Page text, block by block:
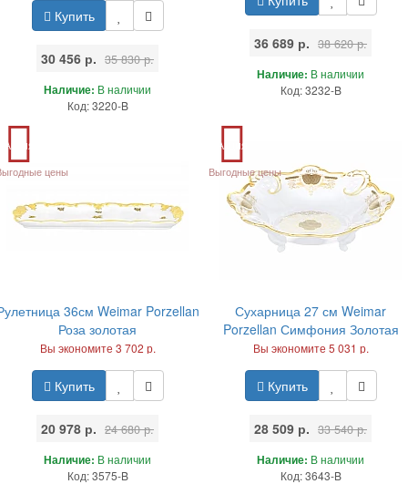
Купить
30 456 р. 35 830 р.
Наличие: В наличии
Код: 3220-B
36 689 р. 38 620 р.
Наличие: В наличии
Код: 3232-B
Акция
цены
36см Weimar Porzellan
Роза золотая
Вы экономите 3 702 р.
Купить
20 978 р. 24 680 р.
Наличие: В наличии
Код: 3575-B
Акция
Выгодные цены
Сухарница 27 см Weimar
Porzellan Симфония Золотая
Вы экономите 5 031 р.
Купить
28 509 р. 33 540 р.
Наличие: В наличии
Код: 3643-B